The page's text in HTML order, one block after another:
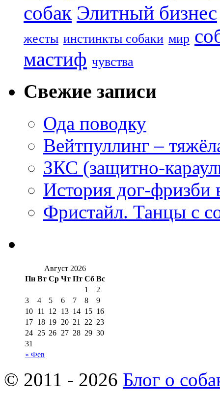
собак Элитный бизнес
жесты инстинкты собаки мир
мастиф чувства
Свежие записи
Ода поводку
Вейтпуллинг –
ЗКС (защитно-
История дог-фризби
Фристайл. Танцы с
Август 2026
Пн Вт Ср Чт Пт Сб Вс
« Фев
1
2
3
4 5 6 7 8
9
10 11 12 13 14 15 16
17 18 19 20 21 22 23
24 25 26 27 28 29 30
31
© 2011 - 2026 Блог о